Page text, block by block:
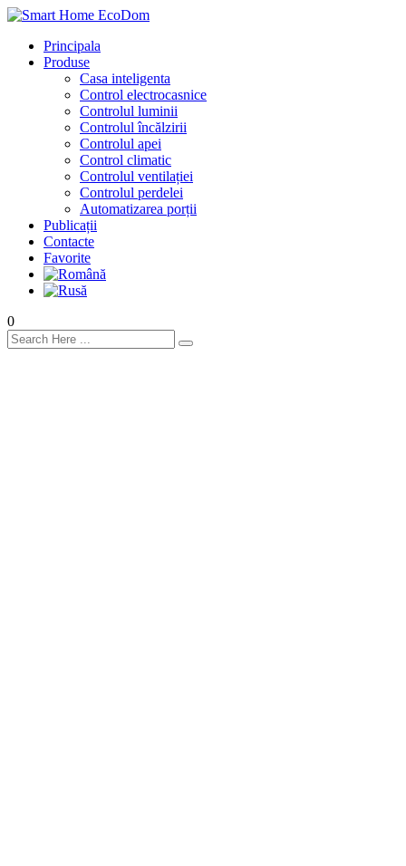
Principala
Produse
Casa inteligenta
Control electrocasnice
Controlul luminii
Controlul încălzirii
Controlul apei
Control climatic
Controlul ventilației
Сontrolul perdelei
Automatizarea porții
Publicații
Contacte
Favorite
0